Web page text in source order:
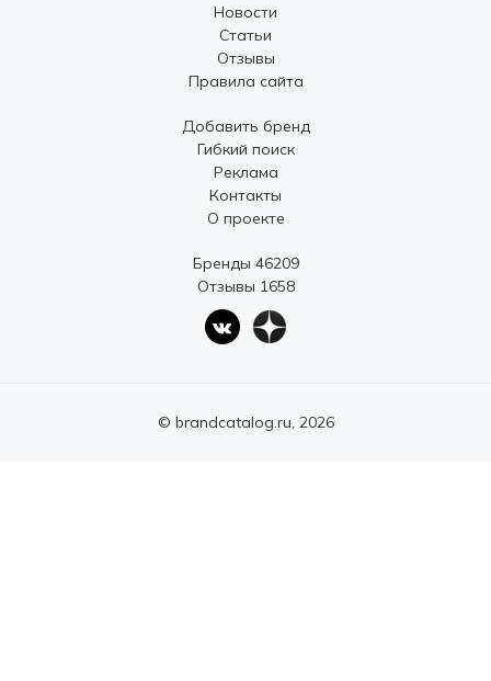
Новости
Статьи
Отзывы
Правила сайта
Добавить бренд
Гибкий поиск
Реклама
Контакты
О проекте
Бренды 46209
Отзывы 1658
© brandcatalog.ru, 2026